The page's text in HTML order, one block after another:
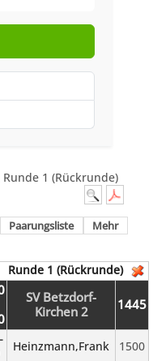
1 (Rückrunde)
Paarungsliste Mehr
Runde 1 (Rückrunde)
SV Betzdorf-
Kirchen 2
1445
Heinzmann,Frank 1500